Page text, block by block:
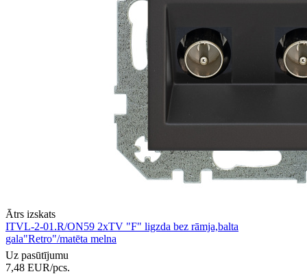
Ātrs izskats
ITVL-2-01.R/ON59 2xTV "F" ligzda bez rāmja,balta
gala"Retro"/matēta melna
Uz pasūtījumu
7,48 EUR/pcs.